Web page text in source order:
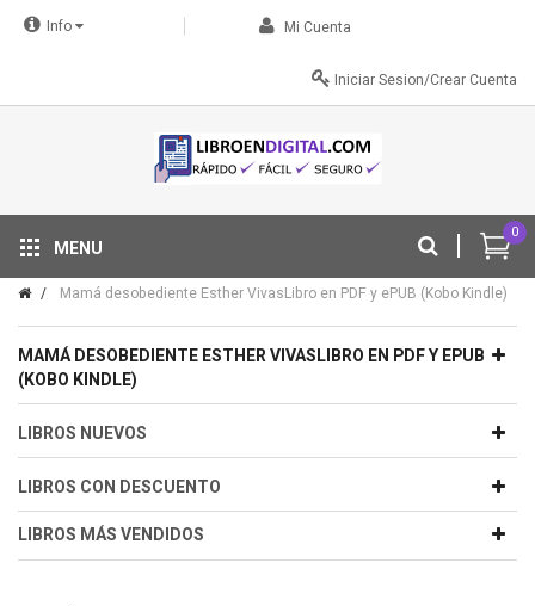
Info Mi Cuenta
Iniciar Sesion/Crear Cuenta
0
MENU
Tu descuento se aplica automáticamente en el carrito
Mamá desobediente Esther VivasLibro en PDF y ePUB (Kobo Kindle)
MAMÁ DESOBEDIENTE ESTHER VIVASLIBRO EN PDF Y EPUB
(KOBO KINDLE)
LIBROS NUEVOS
LIBROS CON DESCUENTO
LIBROS MÁS VENDIDOS